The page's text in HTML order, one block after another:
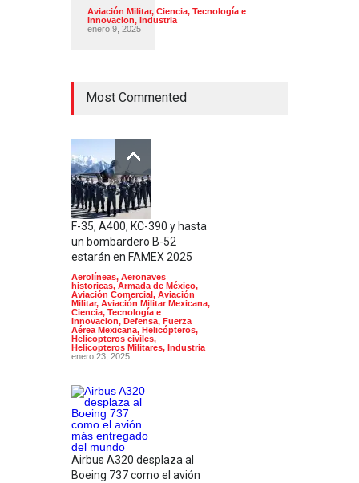
Aviación Militar, Ciencia, Tecnología e
Innovacion, Industria
enero 9, 2025
Most Commented
F-35, A400, KC-390 y hasta
un bombardero B-52
estarán en FAMEX 2025
Aerolíneas, Aeronaves
historicas, Armada de México,
Aviación Comercial, Aviación
Militar, Aviación Militar Mexicana,
Ciencia, Tecnología e
Innovacion, Defensa, Fuerza
Aérea Mexicana, Helicópteros,
Helicopteros civiles,
Helicopteros Militares, Industria
enero 23, 2025
Airbus A320 desplaza al
Boeing 737 como el avión